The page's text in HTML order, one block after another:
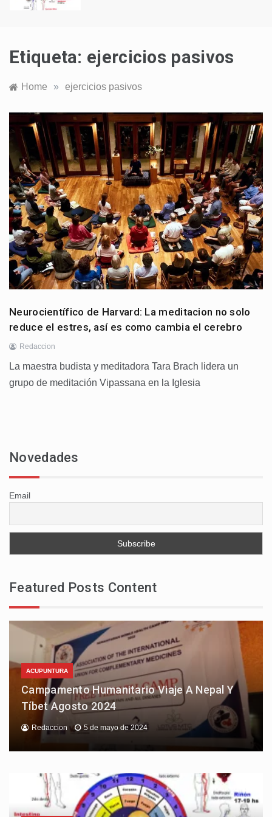
Etiqueta: ejercicios pasivos
Home » ejercicios pasivos
Neurocientífico de Harvard: La meditacion no solo
reduce el estres, así es como cambia el cerebro
Redaccion
La maestra budista y meditadora Tara Brach lidera un
grupo de meditación Vipassana en la Iglesia
Novedades
Email
Featured Posts Content
ACUPUNTURA
Campamento Humanitario Viaje A Nepal Y
Tíbet Agosto 2024
Redaccion 5 de mayo de 2024